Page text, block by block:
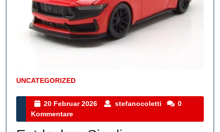
UNCATEGORIZED
Kategorie
20 Februar 2026
20
2026
stefanocoletti stefanocoletti
0
Kommentare